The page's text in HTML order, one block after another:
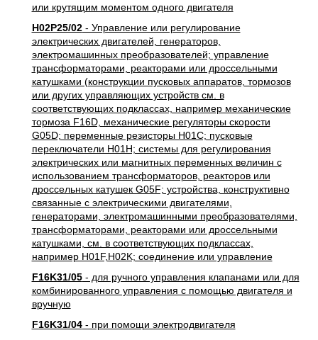
или крутящим моментом одного двигателя
H02P25/02- Управление или регулирование
электрических двигателей, генераторов,
электромашинных преобразователей; управление
трансформаторами, реакторами или дроссельными
катушками (конструкции пусковых аппаратов, тормозов
или других управляющих устройств см. в
соответствующих подклассах, например механические
тормоза F16D, механические регуляторы скорости
G05D; переменные резисторы H01C; пусковые
переключатели H01H; системы для регулирования
электрических или магнитных переменных величин с
использованием трансформаторов, реакторов или
дроссельных катушек G05F; устройства, конструктивно
связанные с электрическими двигателями,
генераторами, электромашинными преобразователями,
трансформаторами, реакторами или дроссельными
катушками, см. в соответствующих подклассах,
например H01F,H02K; соединение или управление
F16K31/05- для ручного управления клапанами или для
комбинированного управления с помощью двигателя и
вручную
F16K31/04- при помощи электродвигателя